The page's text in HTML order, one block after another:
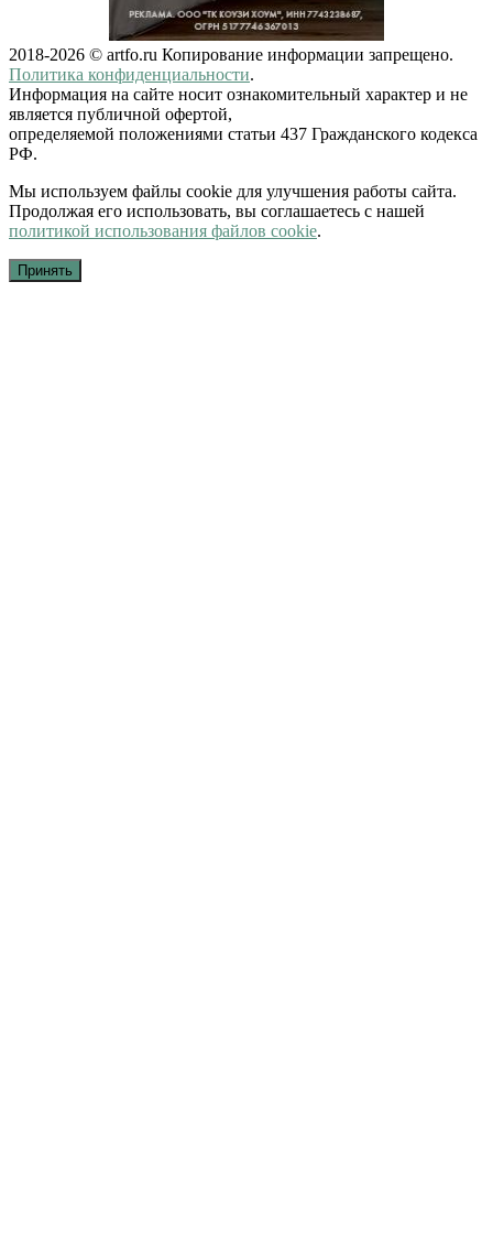
2018-2026 © artfo.ru Копирование информации запрещено.
Политика конфиденциальности.
Информация на сайте носит ознакомительный характер и не
является публичной офертой,
определяемой положениями статьи 437 Гражданского кодекса
РФ.
Мы используем файлы cookie для улучшения работы сайта.
Продолжая его использовать, вы соглашаетесь с нашей
политикой использования файлов cookie.
Принять